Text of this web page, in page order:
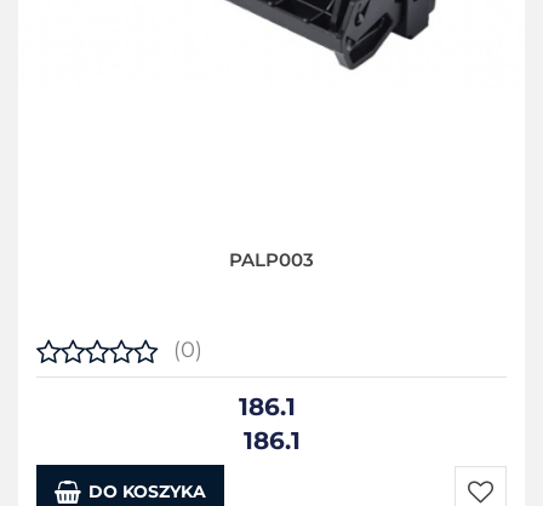
PALP003
(0)
186.1
186.1
DO KOSZYKA